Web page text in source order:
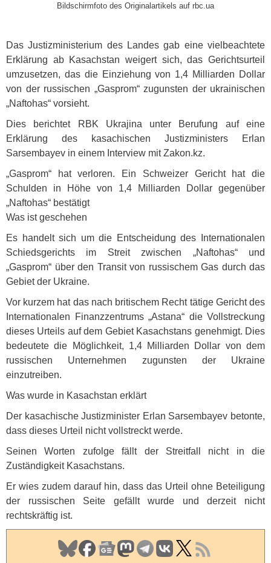
Bildschirmfoto des Originalartikels auf rbc.ua
Das Justizministerium des Landes gab eine vielbeachtete
Erklärung ab Kasachstan weigert sich, das Gerichtsurteil
umzusetzen, das die Einziehung von 1,4 Milliarden Dollar
von der russischen „Gasprom“ zugunsten der ukrainischen
„Naftohas“ vorsieht.
Dies berichtet
RBK Ukrajina unter Berufung auf eine
Erklärung des kasachischen Justizministers Erlan
Sarsembayev in einem Interview mit Zakon.kz.
„Gasprom“ hat verloren. Ein Schweizer Gericht hat die
Schulden in Höhe von 1,4 Milliarden Dollar gegenüber
„Naftohas“ bestätigt
Was ist geschehen
Es handelt sich um die Entscheidung des Internationalen
Schiedsgerichts im Streit zwischen „Naftohas“ und
„Gasprom“ über den Transit von russischem Gas durch das
Gebiet der Ukraine.
Vor kurzem hat das nach britischem Recht tätige Gericht des
Internationalen Finanzzentrums „Astana“ die Vollstreckung
dieses Urteils auf dem Gebiet Kasachstans genehmigt. Dies
bedeutete die Möglichkeit, 1,4 Milliarden Dollar von dem
russischen Unternehmen zugunsten der Ukraine
einzutreiben.
Was wurde in Kasachstan erklärt
Der kasachische Justizminister Erlan Sarsembayev betonte,
dass dieses Urteil nicht vollstreckt werde.
Seinen Worten zufolge fällt der Streitfall nicht in die
Zuständigkeit Kasachstans.
Er wies zudem darauf hin, dass das Urteil ohne Beteiligung
der russischen Seite gefällt wurde und derzeit nicht
rechtskräftig ist.